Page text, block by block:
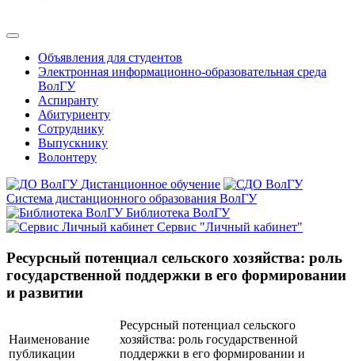
Объявления для студентов
Электронная информационно-образовательная среда
ВолГУ
Аспиранту
Абитуриенту
Сотруднику
Выпускнику
Волонтеру
Дистанционное обучение
Система дистанционного образования ВолГУ
Библиотека ВолГУ
Сервис "Личный кабинет"
Ресурсный потенциал сельского хозяйства: роль
государственной поддержки в его формировании
и развитии
Наименование
публикации
Ресурсный потенциал сельского
хозяйства: роль государственной
поддержки в его формировании и